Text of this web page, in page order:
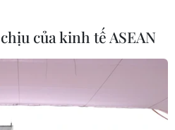
của kinh tế ASEAN